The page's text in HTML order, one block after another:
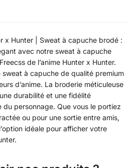
x Hunter | Sweat à capuche brodé :
avec notre sweat à capuche
de l’anime Hunter x Hunter.
à capuche de qualité premium
d’anime. La broderie méticuleuse
durabilité et une fidélité
du personnage. Que vous le portiez
ou pour une sortie entre amis,
idéale pour afficher votre